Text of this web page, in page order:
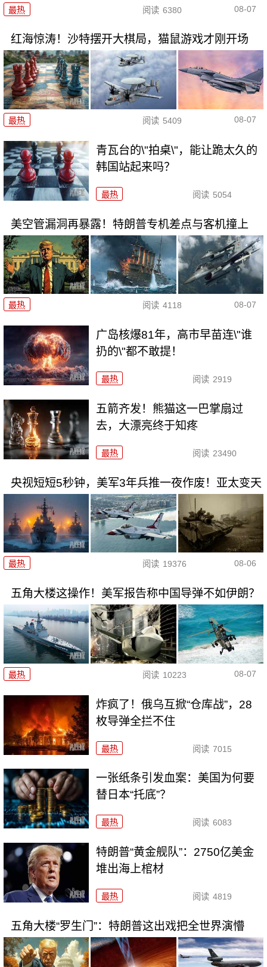
最热 阅读 6380 08-07
红海惊涛！沙特摆开大棋局，猫鼠游戏才刚开场
最热 阅读 5409 08-07
青瓦台的\"拍桌\"，能让跪太久的
韩国站起来吗？
最热 阅读 5054
美空管漏洞再暴露！特朗普专机差点与客机撞上
最热 阅读 4118 08-07
广岛核爆81年，高市早苗连\"谁
扔的\"都不敢提！
最热 阅读 2919
五箭齐发！熊猫这一巴掌扇过
去，大漂亮终于知疼
最热 阅读 23490
央视短短5秒钟，美军3年兵推一夜作废！亚太变天
最热 阅读 19376 08-06
五角大楼这操作！美军报告称中国导弹不如伊朗？
最热 阅读 10223 08-07
炸疯了！俄乌互掀“仓库战”，28
枚导弹全拦不住
最热 阅读 7015
一张纸条引发血案：美国为何要
替日本“托底”？
最热 阅读 6083
特朗普“黄金舰队”：2750亿美金
堆出海上棺材
最热 阅读 4819
五角大楼“罗生门”：特朗普这出戏把全世界演懵